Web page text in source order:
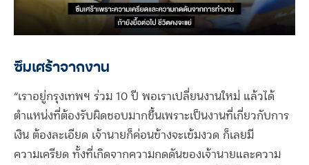
ซึมเศร้าจากงาน
“เราอยู่กรุงเทพฯ ร่วม 10 ปี พอเราเปลี่ยนงานใหม่ แล้วได้
ตำแหน่งที่ต้องรับผิดชอบมากขึ้นเพราะเป็นงานที่เกี่ยวกับการ
เงิน ต้องละเอียด เจ้านายก็ค่อนข้างจะเข้มงวด ก็เลยมี
ความเครียด ทั้งที่เกิดจากความกดดันของเจ้านายและความ